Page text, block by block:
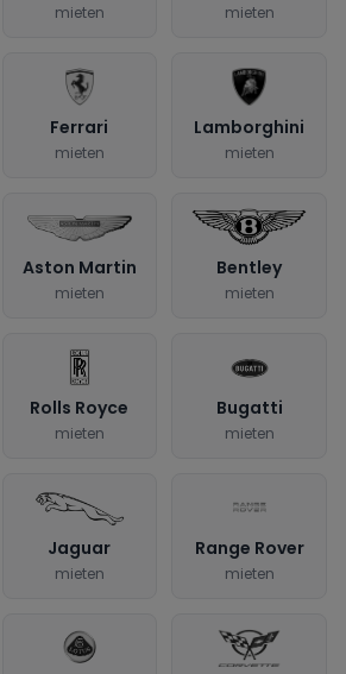
mieten mieten
Ferrari
mieten
Lamborghini
mieten
Aston Martin
mieten
Bentley
mieten
Rolls Royce
mieten
Bugatti
mieten
Jaguar
mieten
Range Rover
mieten